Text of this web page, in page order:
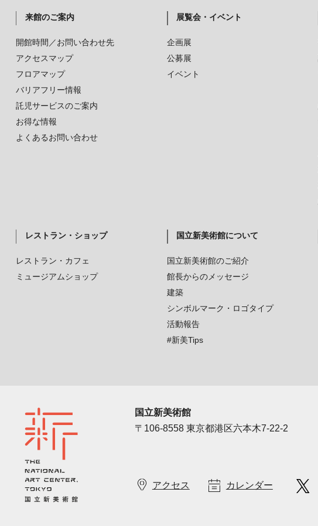
来館のご案内
開館時間／お問い合わせ先
アクセスマップ
フロアマップ
バリアフリー情報
託児サービスのご案内
お得な情報
よくあるお問い合わせ
展覧会・イベント
企画展
公募展
イベント
レストラン・ショップ
レストラン・カフェ
ミュージアムショップ
国立新美術館について
国立新美術館のご紹介
館長からのメッセージ
建築
シンボルマーク・ロゴタイプ
活動報告
#新美Tips
国立新美術館
〒106-8558 東京都港区六本木7-22-2
アクセス カレンダー